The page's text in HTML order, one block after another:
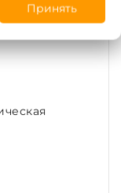
Принять